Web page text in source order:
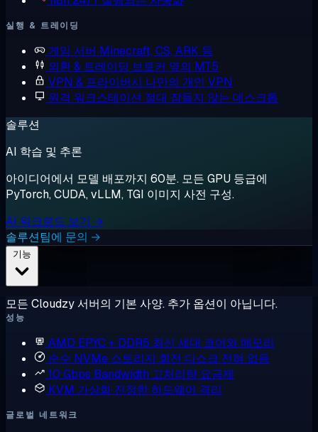
실행 & 트레이딩
게임 서버 Minecraft, CS, ARK 등
외환 & 트레이딩 브로커 옆의 MT5
VPN & 프라이버시 나만의 개인 VPN
원격 워크스테이션 절대 잠들지 않는 데스크톱
솔루션
AI 학습 및 추론
아이디어에서 모델 배포까지 60분. 모든 GPU 등급에
PyTorch, CUDA, vLLM, TGI 이미지 사전 구성.
AI 워크로드 보기 →
솔루션팀에 문의 →
모든 Cloudzy 서버의 기본 사양. 추가 옵션이 아닙니다.
성능
AMD EPYC + DDR5 최신 세대 코어와 메모리
순수 NVMe 스토리지 회전 디스크 전혀 없음
10 Gbps Bandwidth 고처리량 요금제
KVM 가상화 진정한 하드웨어 격리
글로벌 네트워크